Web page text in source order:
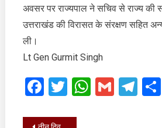
के
संरक्षण
विषयों
जानकारी
ली
अवसर पर राज्यपाल ने सचिव से राज्य की
उत्तराखंड की विरासत के संरक्षण सहित
ली।
Lt Gen Gurmit Singh
Facebook
TwitterGmail